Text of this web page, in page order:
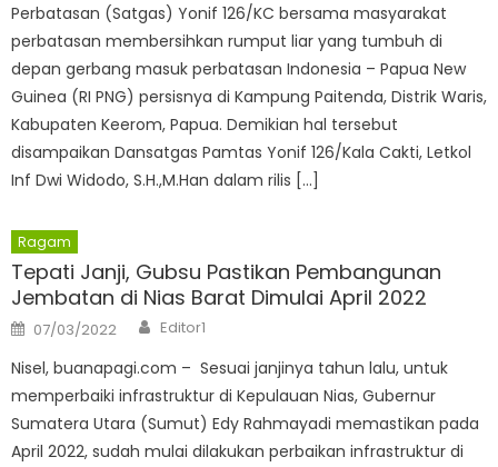
Perbatasan (Satgas) Yonif 126/KC bersama masyarakat
perbatasan membersihkan rumput liar yang tumbuh di
depan gerbang masuk perbatasan Indonesia – Papua New
Guinea (RI PNG) persisnya di Kampung Paitenda, Distrik Waris,
Kabupaten Keerom, Papua. Demikian hal tersebut
disampaikan Dansatgas Pamtas Yonif 126/Kala Cakti, Letkol
Inf Dwi Widodo, S.H.,M.Han dalam rilis […]
Ragam
Tepati Janji, Gubsu Pastikan Pembangunan
Jembatan di Nias Barat Dimulai April 2022
Posted
on
07/03/2022 Author
Editor1
Nisel, buanapagi.com – Sesuai janjinya tahun lalu, untuk
memperbaiki infrastruktur di Kepulauan Nias, Gubernur
Sumatera Utara (Sumut) Edy Rahmayadi memastikan pada
April 2022, sudah mulai dilakukan perbaikan infrastruktur di